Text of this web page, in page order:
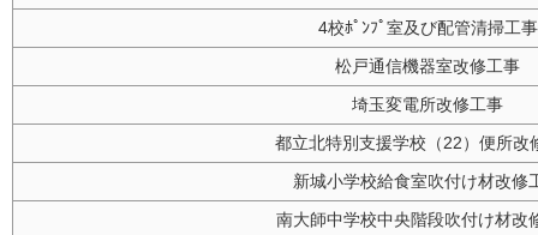
4校ﾎﾟﾝﾌﾟ室及び配管清掃工事
松戸通信機器室改修工事
埼玉変電所改修工事
都立北特別支援学校（22）便所改
新城小学校給食室吹付け材改修
南大師中学校中央階段吹付け材改